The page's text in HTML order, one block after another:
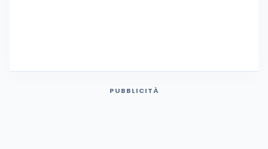
PUBBLICITÀ